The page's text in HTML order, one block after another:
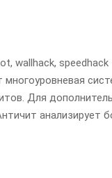
wallhack,
Для